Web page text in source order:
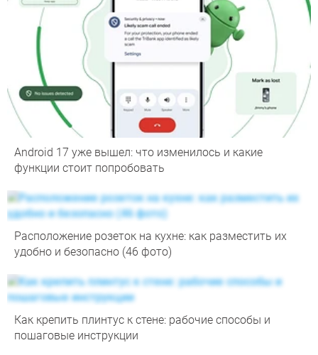
Android 17 уже вышел: что изменилось и какие
функции стоит попробовать
Расположение розеток на кухне: как разместить их
удобно и безопасно (46 фото)
Как крепить плинтус к стене: рабочие способы и
пошаговые инструкции